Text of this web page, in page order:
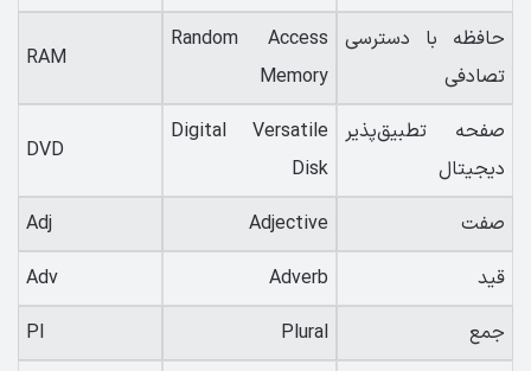
حافظه با دسترسی
تصادفی
Random Access
Memory
RAM
صفحه تطبیق‌پذیر
دیجیتال
Digital Versatile
Disk
DVD
صفت Adjective
Adj
قید
Adverb
Adv
جمع
Plural
Pl